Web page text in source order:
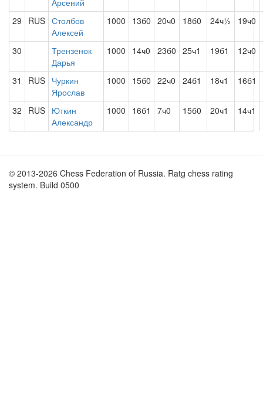
Арсений
29
RUS Столбов
Алексей
1000 13б0 20ч0 18б0 24ч½ 19ч0
30
Трензенок
Дарья
1000 14ч0 23б0 25ч1 19б1 12ч0
31 RUS Чуркин
Ярослав
1000 15б0 22ч0 24б1 18ч1 16б1
32 RUS Юткин
Александр
1000 16б1 7ч0 15б0 20ч1 14ч1
© 2013-2026 Chess Federation of Russia. Ratg chess rating
system. Build 0500